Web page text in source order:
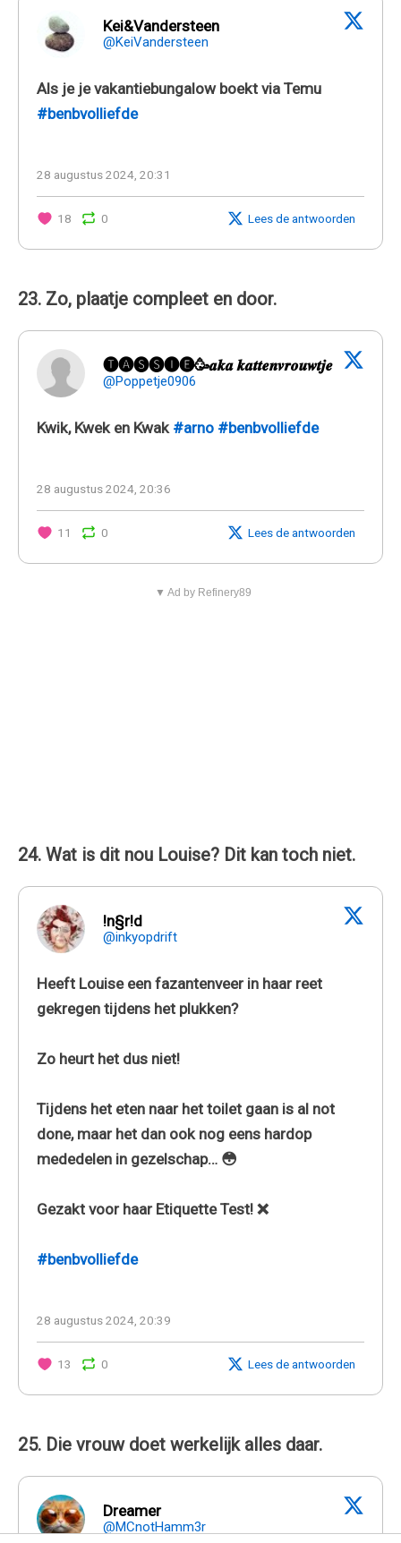
Kei&Vandersteen
@KeiVandersteen
Als je je vakantiebungalow boekt via Temu
#benbvolliefde
28 augustus 2024, 20:31
18 0 Lees de antwoorden
23. Zo, plaatje compleet en door.
🅣🅐🅢🅢🅘🅔🥳𝒂𝒌𝒂 𝒌𝒂𝒕𝒕𝒆𝒏𝒗𝒓𝒐𝒖𝒘𝒕𝒋𝒆
@Poppetje0906
Kwik, Kwek en Kwak #arno #benbvolliefde
28 augustus 2024, 20:36
11 0 Lees de antwoorden
▼ Ad by Refinery89
24. Wat is dit nou Louise? Dit kan toch niet.
!n§r!d
@inkyopdrift
Heeft Louise een fazantenveer in haar reet
gekregen tijdens het plukken?
Zo heurt het dus niet!
Tijdens het eten naar het toilet gaan is al not
done, maar het dan ook nog eens hardop
mededelen in gezelschap… 😳
Gezakt voor haar Etiquette Test! ❌
#benbvolliefde
28 augustus 2024, 20:39
13 0 Lees de antwoorden
25. Die vrouw doet werkelijk alles daar.
Dreamer
@MCnotHamm3r